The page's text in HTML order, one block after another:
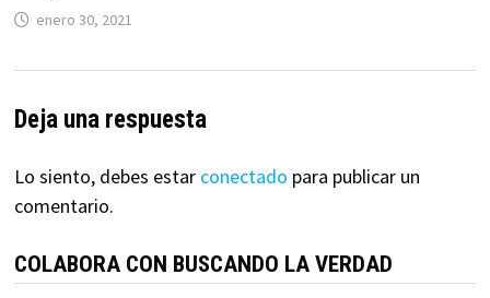
enero 30, 2021
Deja una respuesta
Lo siento, debes estar conectado para publicar un
comentario.
COLABORA CON BUSCANDO LA VERDAD